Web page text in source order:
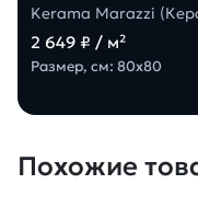
Kerama Marazzi
2 649 ₽ / м²
Размер, см: 80х80
Похожие